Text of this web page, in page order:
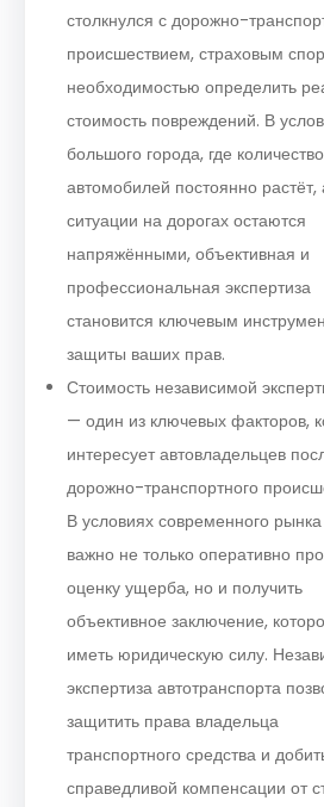
столкнулся с дорожно-
происшествием, страховым
необходимостью определить
стоимость повреждений. В
большого города, где количество
автомобилей постоянно растёт,
ситуации на дорогах остаются
напряжёнными, объективная и
профессиональная экспертиза
становится ключевым
защиты ваших прав.
Стоимость независимой
— один из ключевых факторов,
интересует автовладельцев
дорожно-транспортного
В условиях современного рынка
важно не только оперативно
оценку ущерба, но и получить
объективное заключение,
иметь юридическую силу.
экспертиза автотранспорта
защитить права владельца
транспортного средства и
справедливой компенсации от